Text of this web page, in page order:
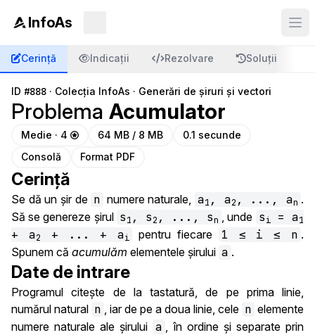
InfoAs
Cerință Indicații Rezolvare Soluții
ID #888 · Colecția InfoAs · Generări de șiruri și vectori
Problema Acumulator
Medie · 4 64 MB / 8 MB
0.1 secunde
Consolă
Format PDF
Cerință
Se dă un șir de n numere naturale, a1 , a2 , ..., an .
Să se genereze șirul s1 , s2 , ..., sn , unde si = a1
+ a2 + ... + ai pentru fiecare 1 ≤ i ≤ n .
Spunem că acumulăm elementele șirului a .
Date de intrare
Programul citește de la tastatură, de pe prima linie,
numărul natural n , iar de pe a doua linie, cele n elemente
numere naturale ale șirului a , în ordine și separate prin